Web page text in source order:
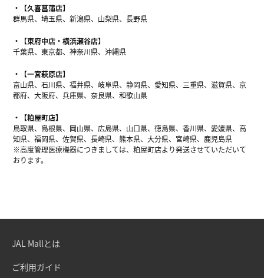
【久喜菖蒲店】
群馬県、埼玉県、新潟県、山梨県、長野県
【東府中店・横浜瀬谷店】
千葉県、東京都、神奈川県、沖縄県
【一宮萩原店】
富山県、石川県、福井県、岐阜県、静岡県、愛知県、三重県、滋賀県、京
都府、大阪府、兵庫県、奈良県、和歌山県
【粕屋町店】
鳥取県、島根県、岡山県、広島県、山口県、徳島県、香川県、愛媛県、高
知県、福岡県、佐賀県、長崎県、熊本県、大分県、宮崎県、鹿児島県
※高度管理医療機器につきましては、粕屋町店より発送させていただいて
おります。
JAL Mallとは
ご利用ガイド